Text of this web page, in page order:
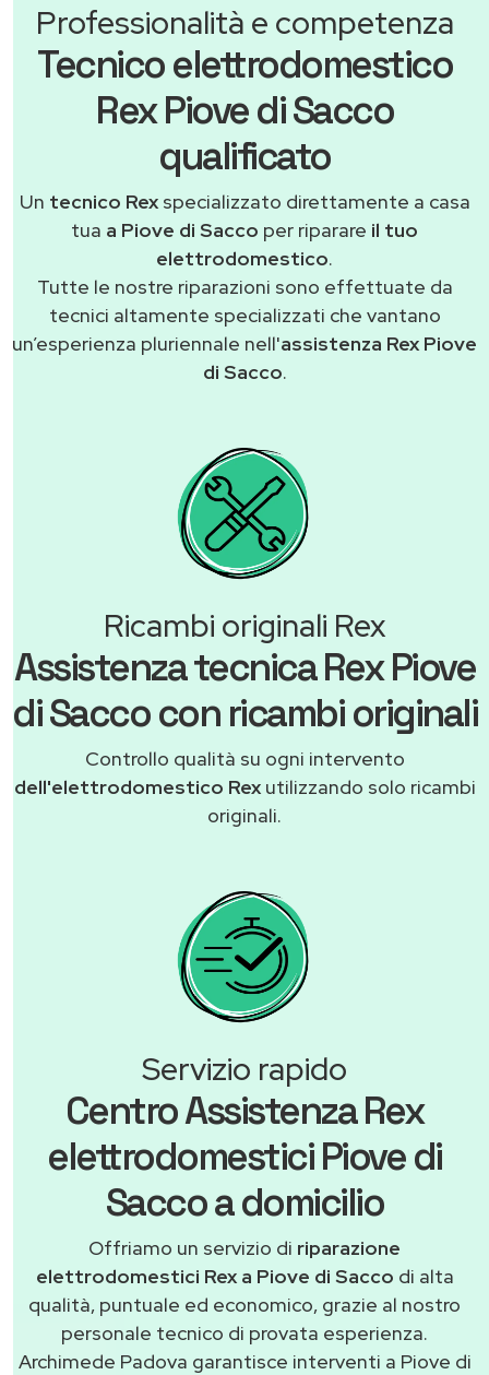
Professionalità e competenza
Tecnico elettrodomestico
Rex Piove di Sacco
qualificato
Un tecnico Rexspecializzato direttamente a casa
tua a Piove di Sacco per riparare il tuo
elettrodomestico.
Tutte le nostre riparazioni sono effettuate da
tecnici altamente specializzati che vantano
un’esperienza pluriennale nell'assistenza Rex Piove
di Sacco.
Ricambi originali Rex
Assistenza tecnica Rex Piove
di Sacco con ricambi originali
Controllo qualità su ogni intervento
dell'elettrodomestico Rexutilizzando solo ricambi
originali.
Servizio rapido
Centro Assistenza Rex
elettrodomestici Piove di
Sacco a domicilio
Offriamo un servizio di riparazione
elettrodomestici Rex a Piove di Sacco di alta
qualità, puntuale ed economico, grazie al nostro
personale tecnico di provata esperienza.
Archimede Padova garantisce interventi a Piove di